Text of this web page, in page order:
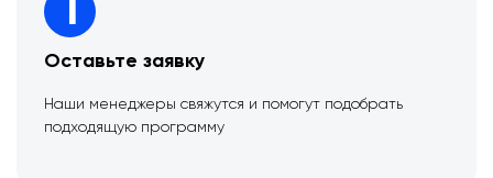
1
Оставьте заявку
Наши менеджеры свяжутся и помогут подобрать
подходящую программу